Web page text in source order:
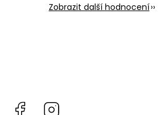
Zobrazit další hodnocení
Facebook